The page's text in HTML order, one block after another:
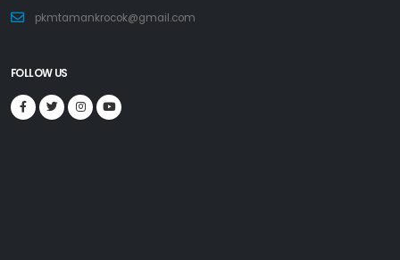
pkmtamankrocok@gmail.com
FOLLOW US